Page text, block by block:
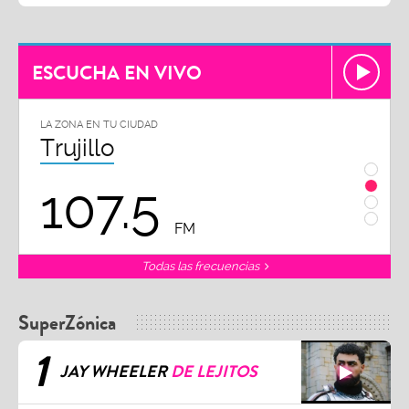
ESCUCHA EN VIVO
LA ZONA EN TU CIUDAD
Trujillo
107.5 FM
Todas las frecuencias
SuperZónica
1 JAY WHEELERDE LEJITOS